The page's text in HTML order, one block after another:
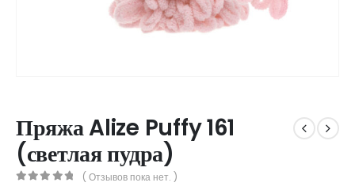
Пряжа Alize Puffy 161
(светлая пудра)
( Отзывов пока нет. )